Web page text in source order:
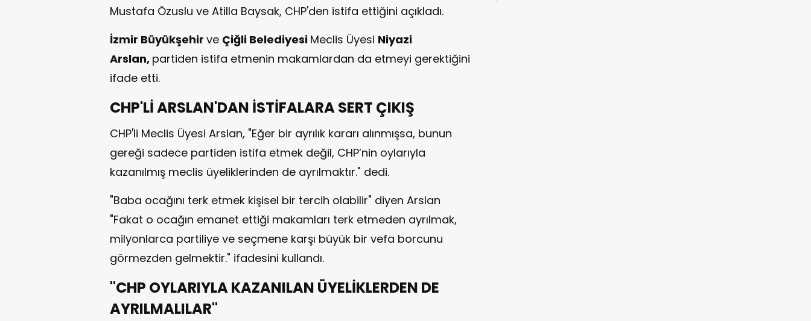
Mustafa Özuslu ve Atilla Baysak, CHP'den istifa ettiğini açıkladı.
İzmir Büyükşehir ve Çiğli Belediyesi Meclis Üyesi Niyazi
Arslan, partiden istifa etmenin makamlardan da etmeyi gerektiğini
ifade etti.
CHP'Lİ ARSLAN'DAN İSTİFALARA SERT ÇIKIŞ
CHP'li Meclis Üyesi Arslan, "Eğer bir ayrılık kararı alınmışsa, bunun
gereği sadece partiden istifa etmek değil, CHP’nin oylarıyla
kazanılmış meclis üyeliklerinden de ayrılmaktır." dedi.
"Baba ocağını terk etmek kişisel bir tercih olabilir" diyen Arslan
"Fakat o ocağın emanet ettiği makamları terk etmeden ayrılmak,
milyonlarca partiliye ve seçmene karşı büyük bir vefa borcunu
görmezden gelmektir." ifadesini kullandı.
"CHP OYLARIYLA KAZANILAN ÜYELİKLERDEN DE
AYRILMALILAR"